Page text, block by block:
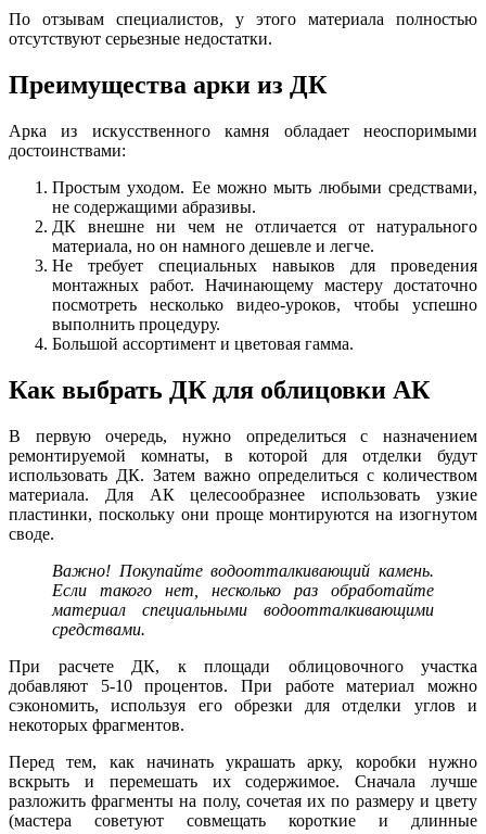
По отзывам специалистов, у этого материала полностью
отсутствуют серьезные недостатки.
Преимущества арки из ДК
Арка из искусственного камня обладает неоспоримыми
достоинствами:
Простым уходом. Ее можно мыть любыми средствами,
не содержащими абразивы.
ДК внешне ни чем не отличается от натурального
материала, но он намного дешевле и легче.
Не требует специальных навыков для проведения
монтажных работ. Начинающему мастеру достаточно
посмотреть несколько видео-уроков, чтобы успешно
выполнить процедуру.
Большой ассортимент и цветовая гамма.
Как выбрать ДК для облицовки АК
В первую очередь, нужно определиться с назначением
ремонтируемой комнаты, в которой для отделки будут
использовать ДК. Затем важно определиться с количеством
материала. Для АК целесообразнее использовать узкие
пластинки, поскольку они проще монтируются на изогнутом
своде.
Важно! Покупайте водоотталкивающий камень.
Если такого нет, несколько раз обработайте
материал специальными водоотталкивающими
средствами.
При расчете ДК, к площади облицовочного участка
добавляют 5-10 процентов. При работе материал можно
сэкономить, используя его обрезки для отделки углов и
некоторых фрагментов.
Перед тем, как начинать украшать арку, коробки нужно
вскрыть и перемешать их содержимое. Сначала лучше
разложить фрагменты на полу, сочетая их по размеру и цвету
(мастера советуют совмещать короткие и длинные